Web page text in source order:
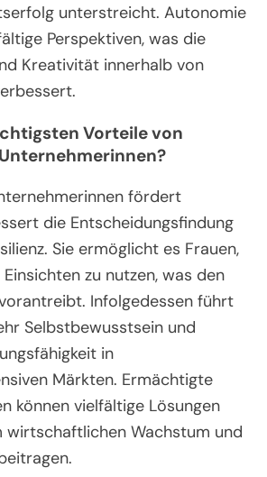
unterstreicht. Autonomie
Perspektiven, was die
Kreativität innerhalb von
Vorteile von
fördert
die Entscheidungsfindung
Sie ermöglicht es Frauen,
zu nutzen, was den
Infolgedessen führt
Selbstbewusstsein und
in
Märkten. Ermächtigte
können vielfältige Lösungen
wirtschaftlichen Wachstum und